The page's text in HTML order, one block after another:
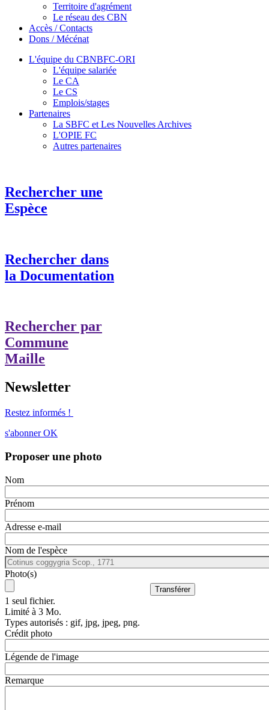
Territoire d'agrément
Le réseau des CBN
Accès / Contacts
Dons / Mécénat
L'équipe du CBNBFC-ORI
L'équipe salariée
Le CA
Le CS
Emplois/stages
Partenaires
La SBFC et Les Nouvelles Archives
L'OPIE FC
Autres partenaires
Rechercher une
Espèce
Rechercher dans
la Documentation
Rechercher par
Commune
Maille
Newsletter
Restez informés !
s'abonner OK
Proposer une photo
Nom
Prénom
Adresse e-mail
Nom de l'espèce
Photo(s)
1 seul fichier.
Limité à 3 Mo.
Types autorisés : gif, jpg, jpeg, png.
Crédit photo
Légende de l'image
Remarque